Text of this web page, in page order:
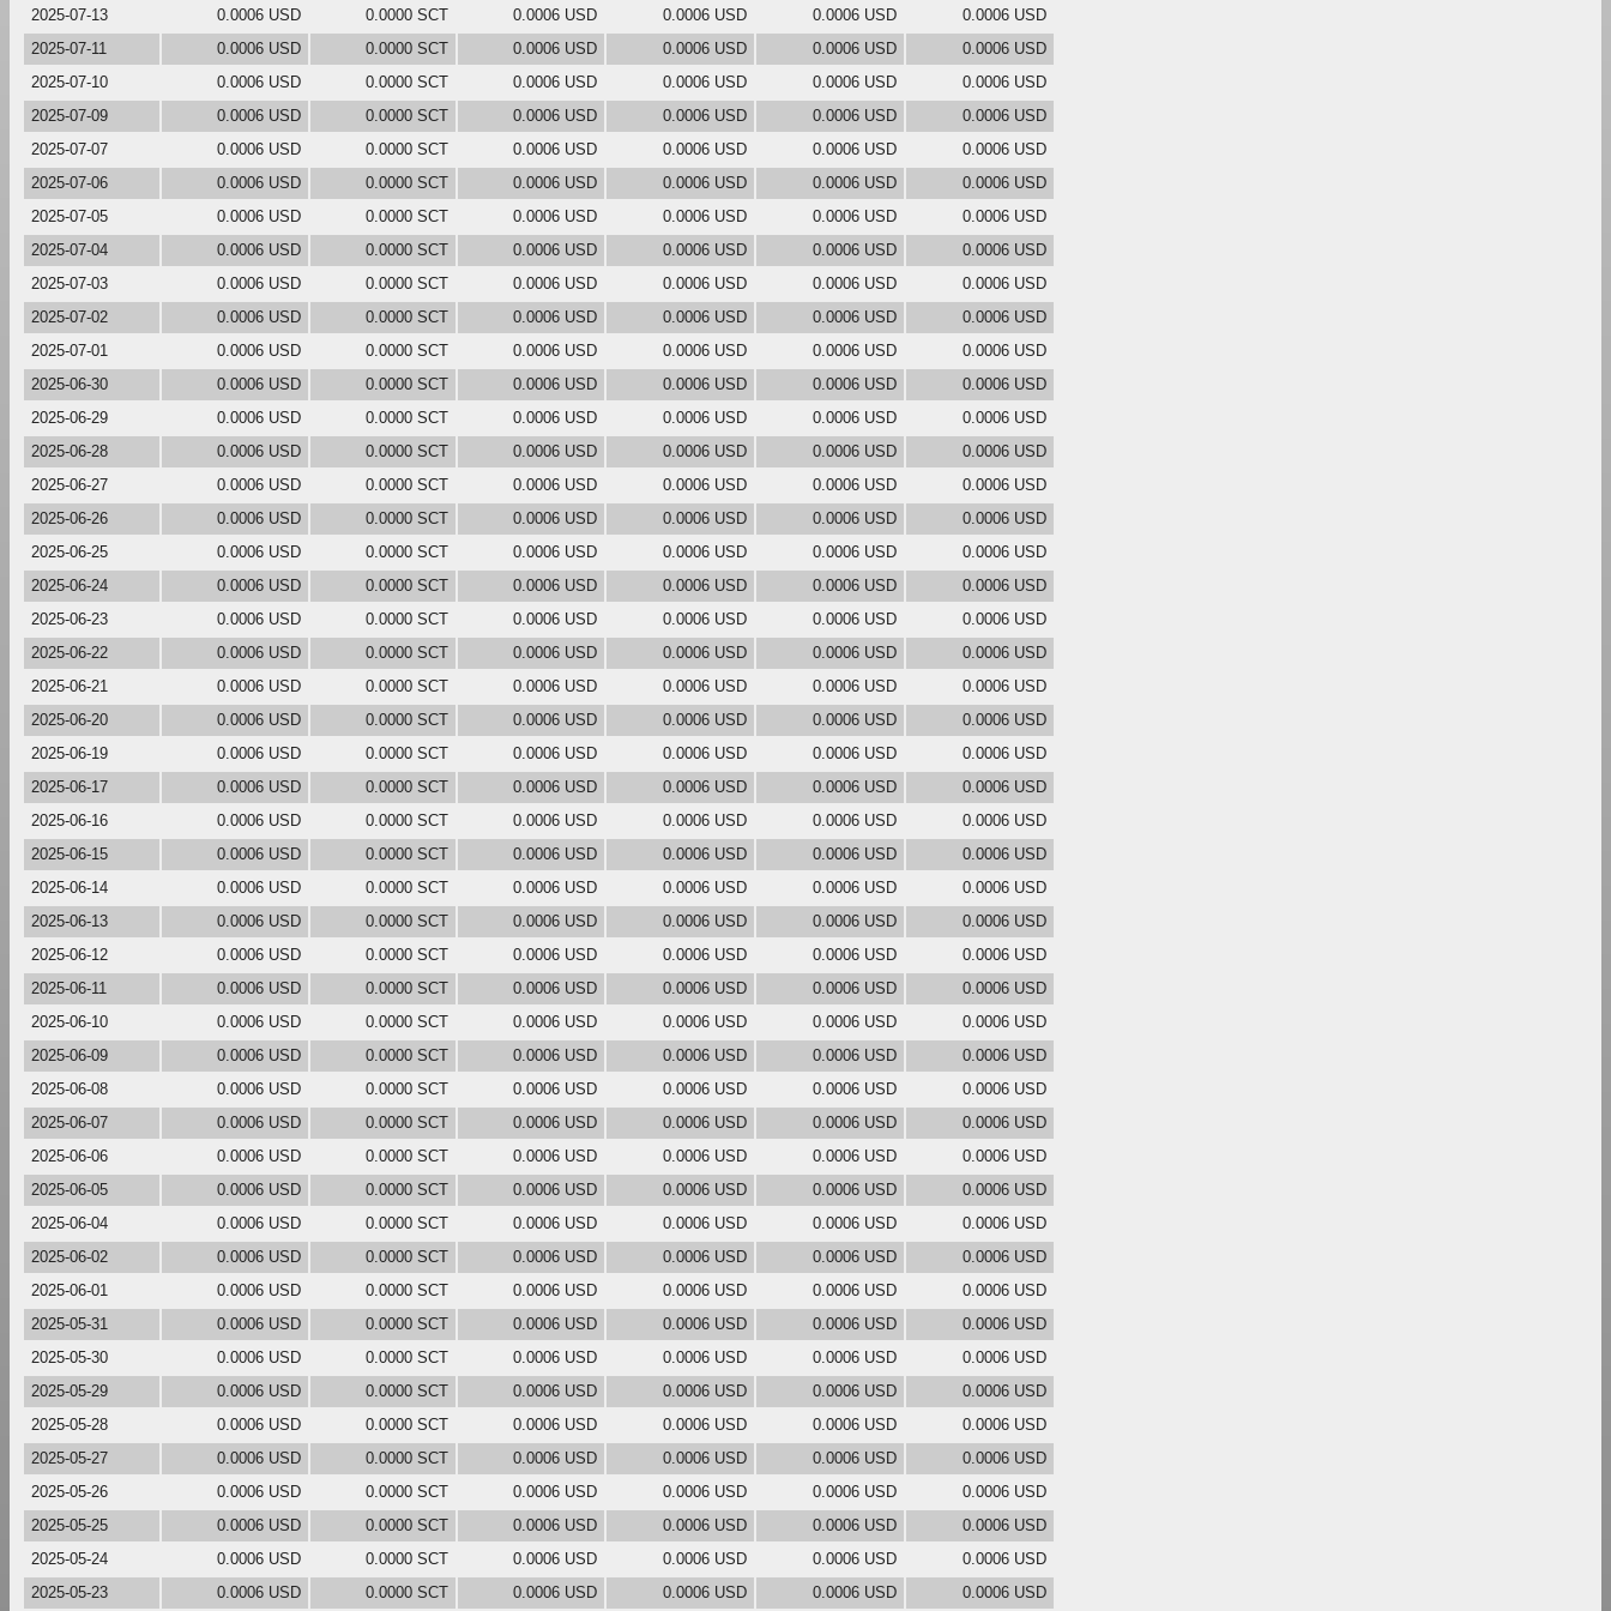
2025-07-13
0.0006 USD 0.0000 SCT 0.0006 USD 0.0006 USD 0.0006 USD
0.0006 USD
2025-07-11
0.0006 USD 0.0000 SCT 0.0006 USD 0.0006 USD 0.0006 USD
0.0006 USD
2025-07-10
0.0006 USD 0.0000 SCT 0.0006 USD 0.0006 USD 0.0006 USD
0.0006 USD
2025-07-09
0.0006 USD 0.0000 SCT 0.0006 USD 0.0006 USD 0.0006 USD
0.0006 USD
2025-07-07
0.0006 USD 0.0000 SCT 0.0006 USD 0.0006 USD 0.0006 USD
0.0006 USD
2025-07-06
0.0006 USD 0.0000 SCT 0.0006 USD 0.0006 USD 0.0006 USD
0.0006 USD
2025-07-05
0.0006 USD 0.0000 SCT 0.0006 USD 0.0006 USD 0.0006 USD
0.0006 USD
2025-07-04
0.0006 USD 0.0000 SCT 0.0006 USD 0.0006 USD 0.0006 USD
0.0006 USD
2025-07-03
0.0006 USD 0.0000 SCT 0.0006 USD 0.0006 USD 0.0006 USD
0.0006 USD
2025-07-02
0.0006 USD 0.0000 SCT 0.0006 USD 0.0006 USD 0.0006 USD
0.0006 USD
2025-07-01
0.0006 USD 0.0000 SCT 0.0006 USD 0.0006 USD 0.0006 USD
0.0006 USD
2025-06-30
0.0006 USD 0.0000 SCT 0.0006 USD 0.0006 USD 0.0006 USD
0.0006 USD
2025-06-29
0.0006 USD 0.0000 SCT 0.0006 USD 0.0006 USD 0.0006 USD
0.0006 USD
2025-06-28
0.0006 USD 0.0000 SCT 0.0006 USD 0.0006 USD 0.0006 USD
0.0006 USD
2025-06-27
0.0006 USD 0.0000 SCT 0.0006 USD 0.0006 USD 0.0006 USD
0.0006 USD
2025-06-26
0.0006 USD 0.0000 SCT 0.0006 USD 0.0006 USD 0.0006 USD
0.0006 USD
2025-06-25
0.0006 USD 0.0000 SCT 0.0006 USD 0.0006 USD 0.0006 USD
0.0006 USD
2025-06-24
0.0006 USD 0.0000 SCT 0.0006 USD 0.0006 USD 0.0006 USD
0.0006 USD
2025-06-23
0.0006 USD 0.0000 SCT 0.0006 USD 0.0006 USD 0.0006 USD
0.0006 USD
2025-06-22
0.0006 USD 0.0000 SCT 0.0006 USD 0.0006 USD 0.0006 USD
0.0006 USD
2025-06-21
0.0006 USD 0.0000 SCT 0.0006 USD 0.0006 USD 0.0006 USD
0.0006 USD
2025-06-20
0.0006 USD 0.0000 SCT 0.0006 USD 0.0006 USD 0.0006 USD
0.0006 USD
2025-06-19
0.0006 USD 0.0000 SCT 0.0006 USD 0.0006 USD 0.0006 USD
0.0006 USD
2025-06-17
0.0006 USD 0.0000 SCT 0.0006 USD 0.0006 USD 0.0006 USD
0.0006 USD
2025-06-16
0.0006 USD 0.0000 SCT 0.0006 USD 0.0006 USD 0.0006 USD
0.0006 USD
2025-06-15
0.0006 USD 0.0000 SCT 0.0006 USD 0.0006 USD 0.0006 USD
0.0006 USD
2025-06-14
0.0006 USD 0.0000 SCT 0.0006 USD 0.0006 USD 0.0006 USD
0.0006 USD
2025-06-13
0.0006 USD 0.0000 SCT 0.0006 USD 0.0006 USD 0.0006 USD
0.0006 USD
2025-06-12
0.0006 USD 0.0000 SCT 0.0006 USD 0.0006 USD 0.0006 USD
0.0006 USD
2025-06-11
0.0006 USD 0.0000 SCT 0.0006 USD 0.0006 USD 0.0006 USD
0.0006 USD
2025-06-10
0.0006 USD 0.0000 SCT 0.0006 USD 0.0006 USD 0.0006 USD
0.0006 USD
2025-06-09
0.0006 USD 0.0000 SCT 0.0006 USD 0.0006 USD 0.0006 USD
0.0006 USD
2025-06-08
0.0006 USD 0.0000 SCT 0.0006 USD 0.0006 USD 0.0006 USD
0.0006 USD
2025-06-07
0.0006 USD 0.0000 SCT 0.0006 USD 0.0006 USD 0.0006 USD
0.0006 USD
2025-06-06
0.0006 USD 0.0000 SCT 0.0006 USD 0.0006 USD 0.0006 USD
0.0006 USD
2025-06-05
0.0006 USD 0.0000 SCT 0.0006 USD 0.0006 USD 0.0006 USD
0.0006 USD
2025-06-04
0.0006 USD 0.0000 SCT 0.0006 USD 0.0006 USD 0.0006 USD
0.0006 USD
2025-06-02
0.0006 USD 0.0000 SCT 0.0006 USD 0.0006 USD 0.0006 USD
0.0006 USD
2025-06-01
0.0006 USD 0.0000 SCT 0.0006 USD 0.0006 USD 0.0006 USD
0.0006 USD
2025-05-31
0.0006 USD 0.0000 SCT 0.0006 USD 0.0006 USD 0.0006 USD
0.0006 USD
2025-05-30
0.0006 USD 0.0000 SCT 0.0006 USD 0.0006 USD 0.0006 USD
0.0006 USD
2025-05-29
0.0006 USD 0.0000 SCT 0.0006 USD 0.0006 USD 0.0006 USD
0.0006 USD
2025-05-28
0.0006 USD 0.0000 SCT 0.0006 USD 0.0006 USD 0.0006 USD
0.0006 USD
2025-05-27
0.0006 USD 0.0000 SCT 0.0006 USD 0.0006 USD 0.0006 USD
0.0006 USD
2025-05-26
0.0006 USD 0.0000 SCT 0.0006 USD 0.0006 USD 0.0006 USD
0.0006 USD
2025-05-25
0.0006 USD 0.0000 SCT 0.0006 USD 0.0006 USD 0.0006 USD
0.0006 USD
2025-05-24
0.0006 USD 0.0000 SCT 0.0006 USD 0.0006 USD 0.0006 USD
0.0006 USD
2025-05-23
0.0006 USD 0.0000 SCT 0.0006 USD 0.0006 USD 0.0006 USD 0.0006 USD